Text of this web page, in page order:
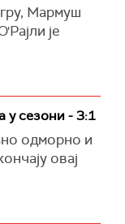
Мармуш
је
у сезони - 3:1
одморно и
овај